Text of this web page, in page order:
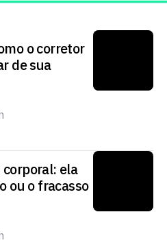
o corretor
de sua
ela
ou o fracasso